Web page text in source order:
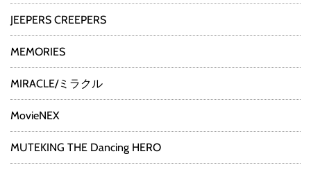
JEEPERS CREEPERS
MEMORIES
MIRACLE/ミラクル
MovieNEX
MUTEKING THE Dancing HERO